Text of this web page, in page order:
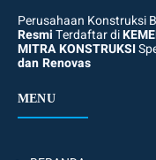
Perusahaan Konstruksi
ResmiTerdaftar di
MITRA KONSTRUKSI
dan Renovas
MENU